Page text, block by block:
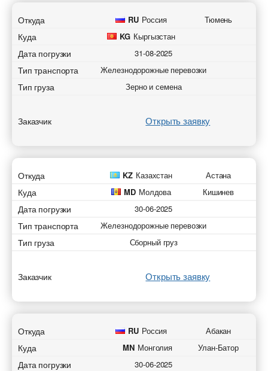
Откуда RU Россия Тюмень
Куда KG Кыргызстан
Дата погрузки 31-08-2025
Тип транспорта Железнодорожные перевозки
Тип груза Зерно и семена
Заказчик Открыть заявку
Откуда KZ Казахстан Астана
Куда MD Молдова Кишинев
Дата погрузки 30-06-2025
Тип транспорта Железнодорожные перевозки
Тип груза Сборный груз
Заказчик Открыть заявку
Откуда RU Россия Абакан
Куда MN Монголия Улан-Батор
Дата погрузки 30-06-2025